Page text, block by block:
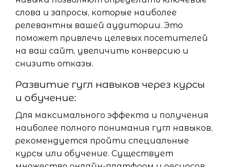
слова и запросы, которые наиболее
релевантны вашей аудитории. Это
поможет привлечь целевых посетителей
на ваш сайт, увеличить конверсию и
снизить отказы.
Развитие гугл навыков через курсы
и обучение:
Для максимального эффекта и получения
наиболее полного понимания гугл навыков,
рекомендуется пройти специальные
курсы или обучение. Существует